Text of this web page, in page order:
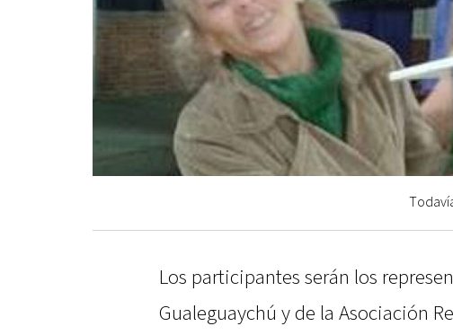
Los participantes serán los
Gualeguaychú y de la Asociación